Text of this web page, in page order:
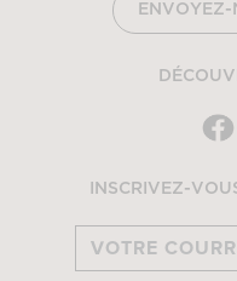
ENVOYEZ-
INSCRIVEZ-